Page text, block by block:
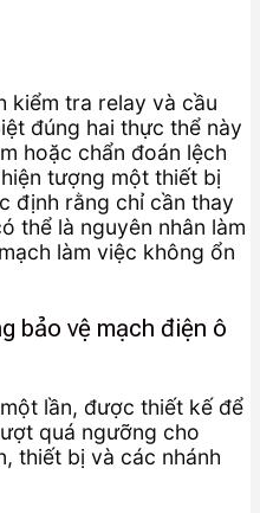
kiểm tra relay và cầu
đúng hai thực thể này
hoặc chẩn đoán lệch
tượng một thiết bị
định rằng chỉ cần thay
thể là nguyên nhân làm
làm việc không ổn
bảo vệ mạch điện ô
lần, được thiết kế để
quá ngưỡng cho
thiết bị và các nhánh